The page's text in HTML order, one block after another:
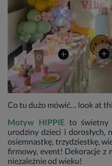
Co tu dużo mówić… look at
Motyw HIPPIEto świetny
urodziny dzieci i dorosłych,
osiemnastkę, trzydziestkę,
firmowy, event! Dekoracje z
niezależnie od wieku!